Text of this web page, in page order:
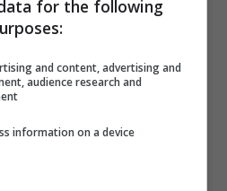
cure, anche cura.
for the following
and content, advertising and
audience research and
information on a device